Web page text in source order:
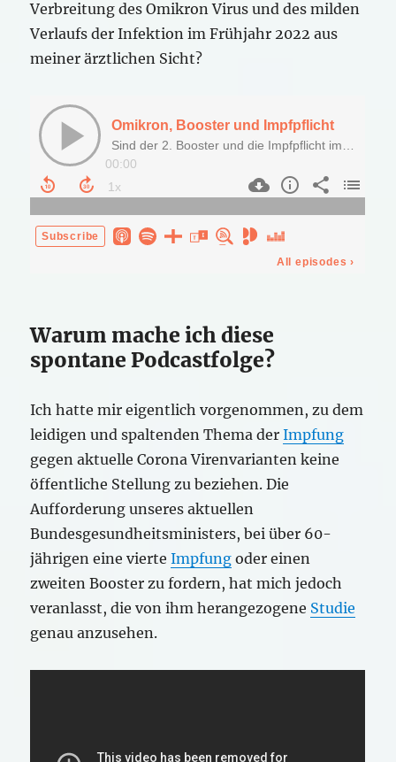
Verbreitung des Omikron Virus und des milden
Verlaufs der Infektion im Frühjahr 2022 aus
meiner ärztlichen Sicht?
Warum mache ich diese
spontane Podcastfolge?
Ich hatte mir eigentlich vorgenommen, zu dem
leidigen und spaltenden Thema derImpfung
gegen aktuelle Corona Virenvarianten keine
öffentliche Stellung zu beziehen. Die
Aufforderung unseres aktuellen
Bundesgesundheitsministers, bei über 60-
jährigen eine vierteImpfung oder einen
zweiten Booster zu fordern, hat mich jedoch
veranlasst, die von ihm herangezogene Studie
genau anzusehen.